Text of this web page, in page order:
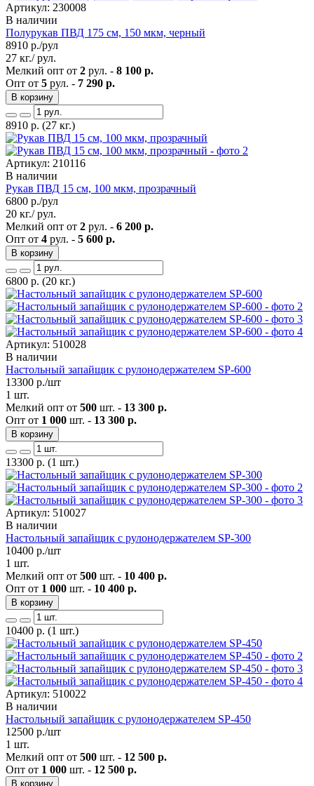
Артикул: 230008
В наличии
Полурукав ПВД 175 см, 150 мкм, черный
8910 р./рул
27 кг./ рул.
Мелкий опт от 2 рул. - 8 100 р.
Опт от 5 рул. - 7 290 р.
В корзину
8910 р. (27 кг.)
Артикул: 210116
В наличии
Рукав ПВД 15 см, 100 мкм, прозрачный
6800 р./рул
20 кг./ рул.
Мелкий опт от 2 рул. - 6 200 р.
Опт от 4 рул. - 5 600 р.
В корзину
6800 р. (20 кг.)
Артикул: 510028
В наличии
Настольный запайщик с рулонодержателем SP-600
13300 р./шт
1 шт.
Мелкий опт от 500 шт. - 13 300 р.
Опт от 1 000 шт. - 13 300 р.
В корзину
13300 р. (1 шт.)
Артикул: 510027
В наличии
Настольный запайщик с рулонодержателем SP-300
10400 р./шт
1 шт.
Мелкий опт от 500 шт. - 10 400 р.
Опт от 1 000 шт. - 10 400 р.
В корзину
10400 р. (1 шт.)
Артикул: 510022
В наличии
Настольный запайщик с рулонодержателем SP-450
12500 р./шт
1 шт.
Мелкий опт от 500 шт. - 12 500 р.
Опт от 1 000 шт. - 12 500 р.
В корзину